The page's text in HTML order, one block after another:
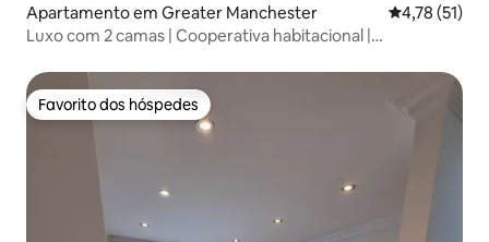
Apartamento em Greater Manchester
4,78 (51)
Luxo com 2 camas | Cooperativa habitacional |
Favorito dos hóspedes
Favorito dos hóspedes